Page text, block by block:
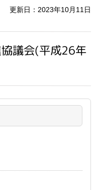
更新日：2023年10月11日
議会(平成26年